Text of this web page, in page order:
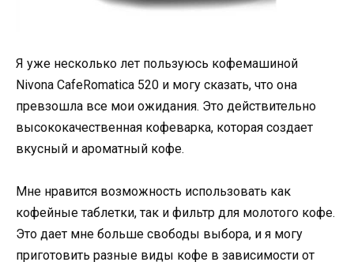
Я уже несколько лет пользуюсь кофемашиной
Nivona CafeRomatica 520 и могу сказать, что она
превзошла все мои ожидания. Это действительно
высококачественная кофеварка, которая создает
вкусный и ароматный кофе.
Мне нравится возможность использовать как
кофейные таблетки, так и фильтр для молотого кофе.
Это дает мне больше свободы выбора, и я могу
приготовить разные виды кофе в зависимости от